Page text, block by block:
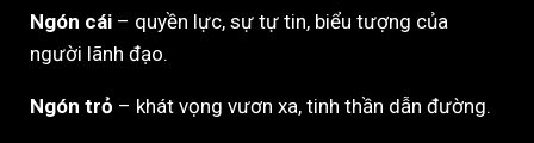
Ngón cái – quyền lực, sự tự tin, biểu tượng của
người lãnh đạo.
Ngón trỏ – khát vọng vươn xa, tinh thần dẫn đường.